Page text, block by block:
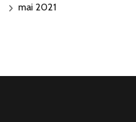
mai 2021